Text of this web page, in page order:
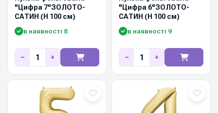
"Цифра 7"ЗОЛОТО-
САТИН (Н 100 см)
в наявності 8
− +
"Цифра 6"ЗОЛОТО-
САТИН (Н 100 см)
в наявності 9
− +